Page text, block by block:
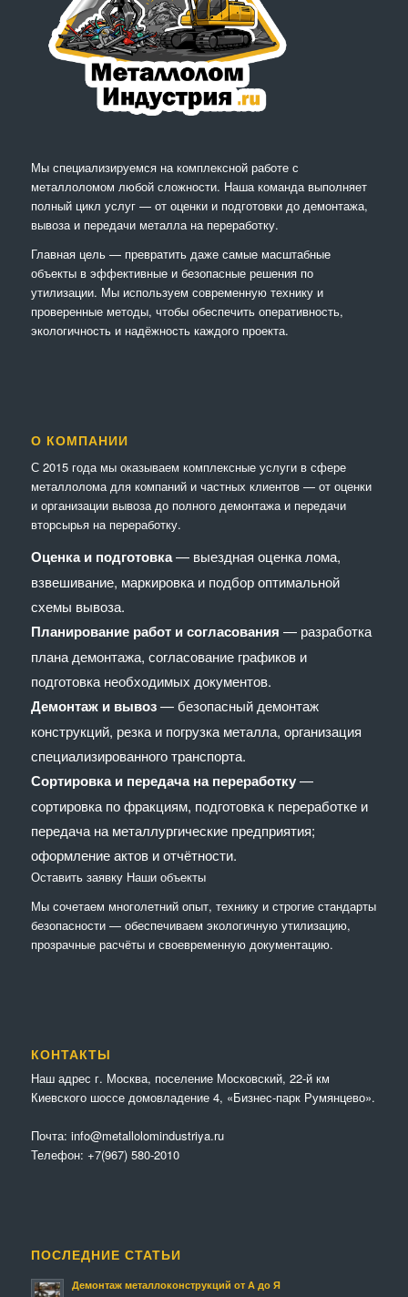
Мы специализируемся на комплексной работе с
металлоломом любой сложности. Наша команда выполняет
полный цикл услуг — от оценки и подготовки до демонтажа,
вывоза и передачи металла на переработку.
Главная цель — превратить даже самые масштабные
объекты в эффективные и безопасные решения по
утилизации. Мы используем современную технику и
проверенные методы, чтобы обеспечить оперативность,
экологичность и надёжность каждого проекта.
О КОМПАНИИ
С 2015 года мы оказываем комплексные услуги в сфере
металлолома для компаний и частных клиентов — от оценки
и организации вывоза до полного демонтажа и передачи
вторсырья на переработку.
Оценка и подготовка— выездная оценка лома,
взвешивание, маркировка и подбор оптимальной
схемы вывоза.
Планирование работ и согласования — разработка
плана демонтажа, согласование графиков и
подготовка необходимых документов.
Демонтаж и вывоз— безопасный демонтаж
конструкций, резка и погрузка металла, организация
специализированного транспорта.
Сортировка и передача на переработку—
сортировка по фракциям, подготовка к переработке и
передача на металлургические предприятия;
оформление актов и отчётности.
Оставить заявку Наши объекты
Мы сочетaем многолетний опыт, технику и строгие стандарты
безопасности — обеспечиваем экологичную утилизацию,
прозрачные расчёты и своевременную документацию.
КОНТАКТЫ
Наш адрес г. Москва, поселение Московский, 22-й км
Киевского шоссе домовладение 4, «Бизнес-парк Румянцево».
Почта: info@metallolomindustriya.ru
Телефон: +7(967) 580-2010
ПОСЛЕДНИЕ СТАТЬИ
Демонтаж металлоконструкций от А до Я